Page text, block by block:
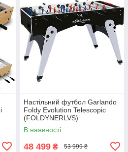
Настільний футбол Garlando
Foldy Evolution Telescopic
(FOLDYNERLVS)
В наявності
48 499 ₴ 53 999 ₴